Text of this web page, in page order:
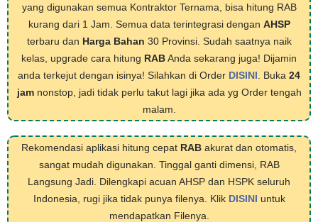
yang digunakan semua Kontraktor Ternama, bisa hitung RAB
kurang dari 1 Jam. Semua data terintegrasi dengan AHSP
terbaru dan Harga Bahan 30 Provinsi. Sudah saatnya naik
kelas, upgrade cara hitung RABAnda sekarang juga! Dijamin
anda terkejut dengan isinya! Silahkan di Order DISINI . Buka 24
jamnonstop, jadi tidak perlu takut lagi jika ada yg Order tengah
malam.
Rekomendasi aplikasi hitung cepat RAB akurat dan otomatis,
sangat mudah digunakan. Tinggal ganti dimensi, RAB
Langsung Jadi. Dilengkapi acuan AHSP dan HSPK seluruh
Indonesia, rugi jika tidak punya filenya. Klik DISINI untuk
mendapatkan Filenya.